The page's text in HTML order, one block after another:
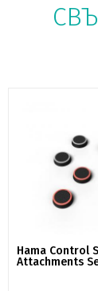
Hama Control
Attachments